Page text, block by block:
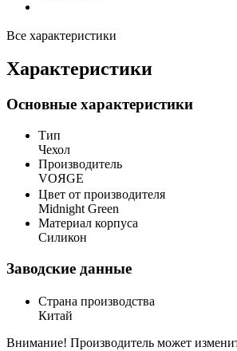
Все характеристики
Характеристики
Основные характеристики
Тип
Чехол
Производитель
VOЯGE
Цвет от производителя
Midnight Green
Материал корпуса
Силикон
Заводские данные
Страна производства
Китай
Внимание! Производитель может